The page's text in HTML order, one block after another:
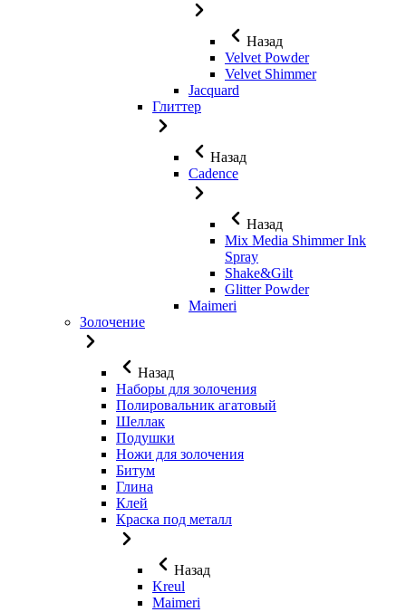
Назад
Velvet Powder
Velvet Shimmer
Jaсquard
Глиттер
Назад
Cadence
Назад
Mix Media Shimmer Ink
Spray
Shake&Gilt
Glitter Powder
Maimeri
Золочение
Назад
Наборы для золочения
Полировальник агатовый
Шеллак
Подушки
Ножи для золочения
Битум
Глина
Клей
Краска под металл
Назад
Kreul
Maimeri